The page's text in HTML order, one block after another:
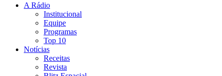
A Rádio
Institucional
Equipe
Programas
Top 10
Notícias
Receitas
Revista